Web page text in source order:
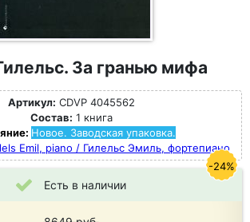
За гранью мифа
Артикул: CDVP 4045562
Состав: 1 книга
Новое. Заводская упаковка.
Emil, piano / Гилельс Эмиль, фортепиано
Есть в наличии
-24%